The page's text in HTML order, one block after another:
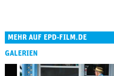
MEHR AUF EPD-FILM.DE
GALERIEN